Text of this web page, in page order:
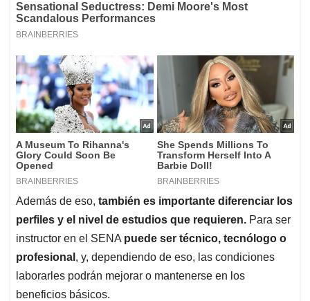
Además de eso, también es importante diferenciar los
perfiles y el nivel de estudios que requieren. Para ser
instructor en el SENA puede ser técnico, tecnólogo o
profesional , y, dependiendo de eso, las condiciones
laborarles podrán mejorar o mantenerse en los
beneficios básicos.